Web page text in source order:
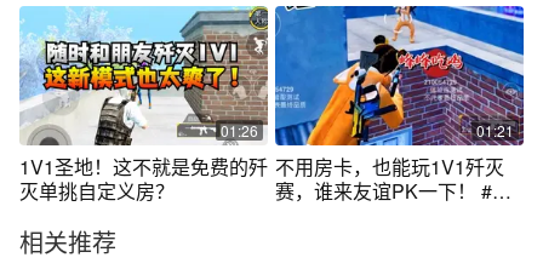
01:26
1V1圣地！这不就是免费的歼
灭单挑自定义房？
01:21
不用房卡，也能玩1V1歼灭
赛，谁来友谊PK一下！ #和
相关推荐